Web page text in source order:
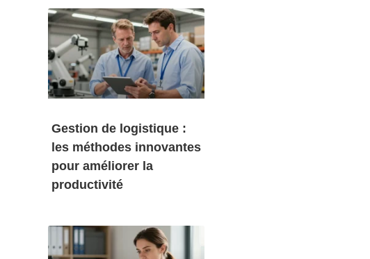
Gestion de logistique :
les méthodes innovantes
pour améliorer la
productivité